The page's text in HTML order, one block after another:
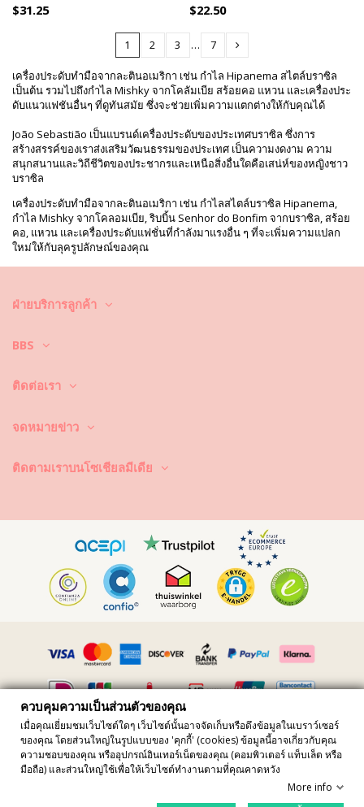
$31.25 $22.50
1 2 3 … 7
เครื่องประดับทำมือจากละตินอเมริกา เช่น กำไล Hipanema สไตล์บราซิล
เป็นต้น รวมไปถึงกำไล Mishky จากโคลัมเบีย สร้อยคอ แหวน และเครื่องประ
ดับแนวแฟชันอื่นๆ ที่ดูทันสมัย ซึ่งจะช่วยเพิ่มความแตกต่างให้กับคุณได้
João Sebastião เป็นแบรนด์เครื่องประดับของประเทศบราซิล ซึ่งการ
สร้างสรรค์ของเราส่งเสริมวัฒนธรรมของประเทศ เป็นความงดงาม ความ
สนุกสนานและวิถีชีวิตของประชากรและเหนือสิ่งอื่นใดคือเสน่ห์ของหญิงชาว
บราซิล
เครื่องประดับทำมือจากละตินอเมริกา เช่น กำไลสไตล์บราซิล Hipanema,
กำไล Mishky จากโคลอมเบีย, ริบบิ้น Senhor do Bonfim จากบราซิล, สร้อย
คอ, แหวน และเครื่องประดับแฟชั่นที่กำลังมาแรงอื่น ๆ ที่จะเพิ่มความแปลก
ใหม่ให้กับลุครูปลักษณ์ของคุณ
เติมลุคที่แปลกใหม่ให้กับชุดซัมเมอร์ของคุณ! ชมคอลเลกชันสุดน่าทึ่งของ
เครื่องประดับมักเติมอารมณ์พิเศษให้กับชุดใด ๆ ได้เสมอ เมื่อรวมเข้ากับชุด
เมริกาของเรามีหลากหลาย เหมาะกับทุกโอกาส ตัวเลือกมากมายและแต่ละ
บางอันประดับด้วยลูกปัด บางอันทำด้วยหนัง คุณจะพบเปลือกหอยเล็ก ๆ พู่
หรือปิดล็อกด้วยแม่เหล็ก แม่เหล็กแข็งแรงมาก และกำไลไม่เปิดหรือหลุด ลอง
ซื้อกำไลของเราอันหนึ่งแล้วรับบรรยากาศซัมเมอร์!
ต่างหูสวย ๆ พร้อมบรรยากาศชาติพันธุ์แบบนุ่มนวล! ชมคอลเลกชันของเราที่
จะพาคุณไปท่องเที่ยวห่างไกลถึงบราซิลหรือโคลอมเบีย และทำให้คุณรู้สึก
ต่างหูเป็นเครื่องประดับหูผู้หญิงมายาวนานนับพันปี และยังคงเป็นที่นิยมเสมอ!
บนเว็บไซต์ Brazilian Bikini Shop คุณจะพบต่างหูจากดีไซเนอร์ละติน
อเมริกา ชิ้นงานเฉพาะตัวเติมจิตนาการถึงต้นกำเนิดวัฒนธรรมของพวกเขา
ต่างหูทั้งหมดนั้นแสดงความเป็นผู้หญิงและมีสไตล์ พวกมันมาในสีทองหรือสี
เงิน และมักประดับด้วยขนนกและลูกปัด ธรรมชาติเป็นธีมที่ได้รับความนิยม
ในหมวดดีไซเนอร์ต่างหู เพราะคนในละตินอเมริการู้สึกผูกพันกับธรรมชาติ
คุณจะพบแบบที่ได้แรงบันดาลใจจากมหาสมุทร ชายหาด หรือรากฐานพื้น
เมือง ในแบบของเราคุณจะพบผลงานจาก Anni Jürgenson, Hipanema,
ฝ่ายบริการลูกค้า
BBS
ติดต่อเรา
จดหมายข่าว
ติดตามเราบนโซเชียลมีเดีย
All prices include vat · VAT Number FR36509778270 · All rights
reserved ©20223
Site protected by reCAPTCHA.Privacy-Terms
ควบคุมความเป็นส่วนตัวของคุณ
ควบคุมความเป็นส่วนตัวของคุณ
เมื่อคุณเยี่ยมชมเว็บไซต์ใดๆ เว็บไซต์นั้นอาจจัดเก็บหรือดึงข้อมูลในเบราว์เซอร์
ของคุณ โดยส่วนใหญ่ในรูปแบบของ 'คุกกี้' (cookies) ข้อมูลนี้อาจเกี่ยวกับคุณ
ความชอบของคุณ หรืออุปกรณ์อินเทอร์เน็ตของคุณ (คอมพิวเตอร์ แท็บเล็ต หรือ
มือถือ) และส่วนใหญ่ใช้เพื่อให้เว็บไซต์ทำงานตามที่คุณคาดหวัง
More info